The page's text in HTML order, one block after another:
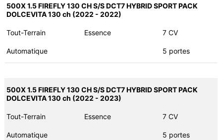
500X 1.5 FIREFLY 130 CH S/S DCT7 HYBRID SPORT PACK
DOLCEVITA 130 ch (2022 - 2022)
Tout-Terrain Essence 7 CV
Automatique 5 portes
500X 1.5 FIREFLY 130 CH S/S DCT7 HYBRID SPORT PACK
DOLCEVITA 130 ch (2022 - 2023)
Tout-Terrain Essence 7 CV
Automatique 5 portes